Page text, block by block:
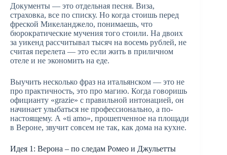
Документы — это отдельная песня. Виза,
страховка, все по списку. Но когда стоишь перед
фреской Микеланджело, понимаешь, что
бюрократические мучения того стоили. На двоих
за уикенд рассчитывал тысяч на восемь рублей, не
считая перелета — это если жить в приличном
отеле и не экономить на еде.
Выучить несколько фраз на итальянском — это не
про практичность, это про магию. Когда говоришь
официанту «grazie» с правильной интонацией, он
начинает улыбаться не профессионально, а по-
настоящему. А «ti amo», прошепченное на площади
в Вероне, звучит совсем не так, как дома на кухне.
Идея 1: Верона – по следам Ромео и Джульетты